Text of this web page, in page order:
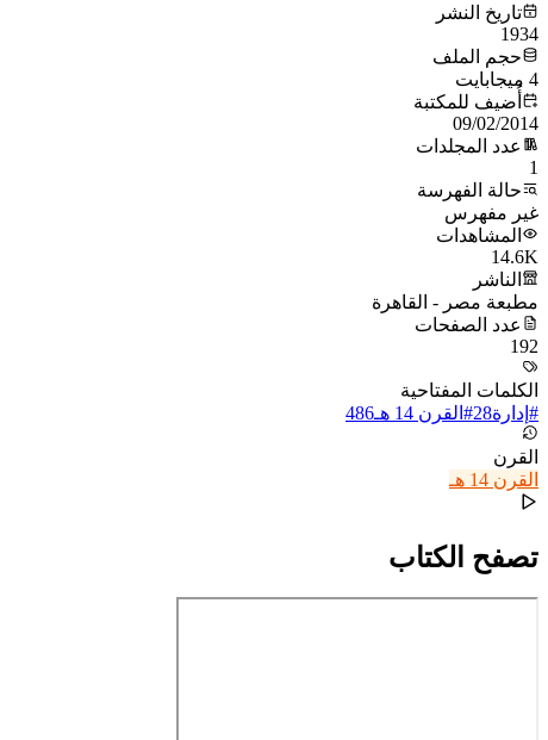
تاريخ النشر
1934
حجم الملف
4 ميجابايت
أُضيف للمكتبة
09/02/2014
عدد المجلدات
1
حالة الفهرسة
غير مفهرس
المشاهدات
14.6K
الناشر
مطبعة مصر - القاهرة
عدد الصفحات
192
الكلمات المفتاحية
# إدارة28
# القرن 14 هـ 486
القرن
القرن 14 هـ
تصفح الكتاب